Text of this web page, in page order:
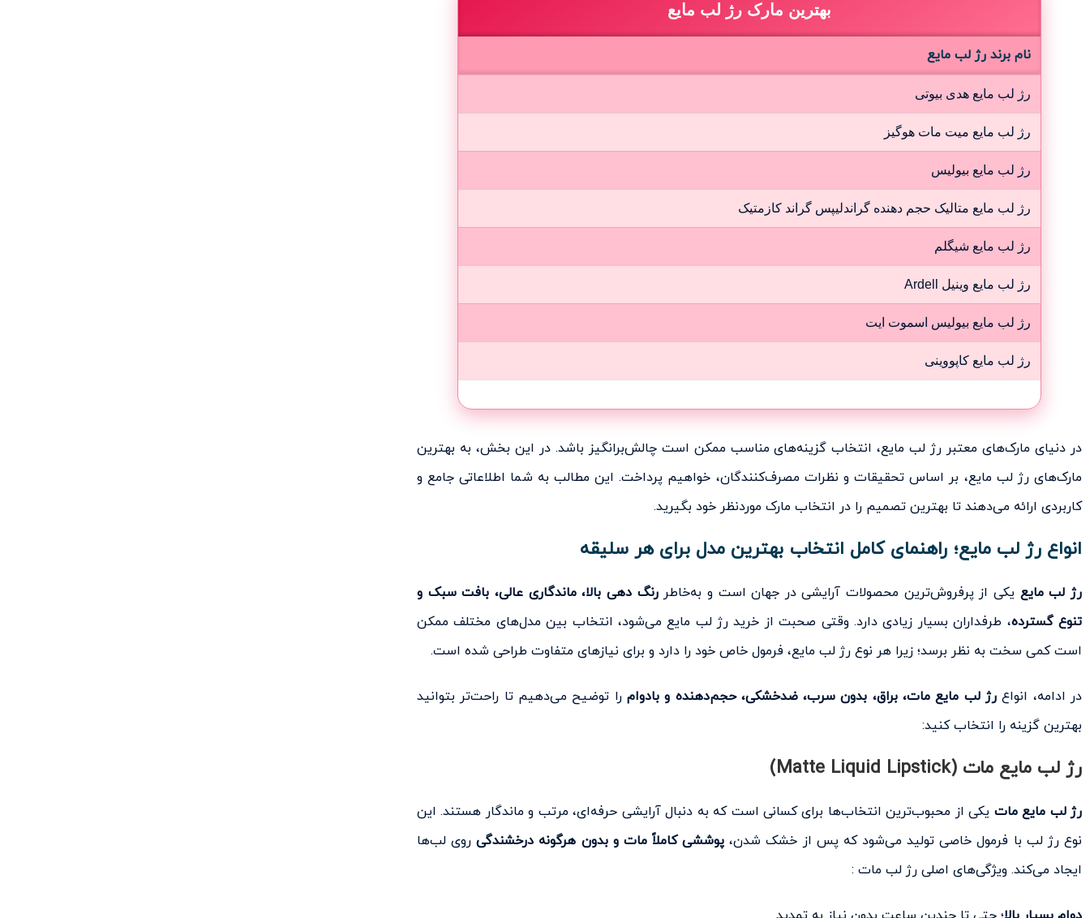
بهترین مارک رژ لب مایع
نام برند رژ لب مایع
رژ لب مایع هدی بیوتی
رژ لب مایع میت مات هوگیز
رژ لب مایع بیولیس
رژ لب مایع متالیک حجم دهنده گراندلیپس گراند کازمتیک
رژ لب مایع شیگلم
رژ لب مایع وینیل Ardell
رژ لب مایع بیولیس اسموت ایت
رژ لب مایع کاپووینی
در دنیای مارک‌های معتبر رژ لب مایع، انتخاب گزینه‌های مناسب ممکن است چالش‌برانگیز باشد. در این بخش، به بهترین
مارک‌های رژ لب مایع، بر اساس تحقیقات و نظرات مصرف‌کنندگان، خواهیم پرداخت. این مطالب به شما اطلاعاتی جامع و
کاربردی ارائه می‌دهند تا بهترین تصمیم را در انتخاب مارک موردنظر خود بگیرید.
انواع رژ لب مایع؛ راهنمای کامل انتخاب بهترین مدل برای هر سلیقه
رژ لب مایع یکی از پرفروش‌ترین محصولات آرایشی در جهان است و به‌خاطررنگ‌ دهی بالا، ماندگاری عالی، بافت سبک و
تنوع گسترده، طرفداران بسیار زیادی دارد. وقتی صحبت از خرید رژ لب مایع می‌شود، انتخاب بین مدل‌های مختلف ممکن
است کمی سخت به نظر برسد؛ زیرا هر نوع رژ لب مایع، فرمول خاص خود را دارد و برای نیازهای متفاوت طراحی شده است.
در ادامه، انواع رژ لب مایع مات، براق، بدون سرب، ضدخشکی، حجم‌دهنده و بادوام را توضیح می‌دهیم تا راحت‌تر بتوانید
بهترین گزینه را انتخاب کنید:
رژ لب مایع مات (Matte Liquid Lipstick)
رژ لب مایع مات یکی از محبوب‌ترین انتخاب‌ها برای کسانی است که به دنبال آرایشی حرفه‌ای، مرتب و ماندگار هستند. این
نوع رژ لب با فرمول خاصی تولید می‌شود که پس از خشک شدن، پوششی کاملاً مات و بدون هرگونه درخشندگیروی لب‌ها
ایجاد می‌کند. ویژگی‌های اصلی رژ لب مات :